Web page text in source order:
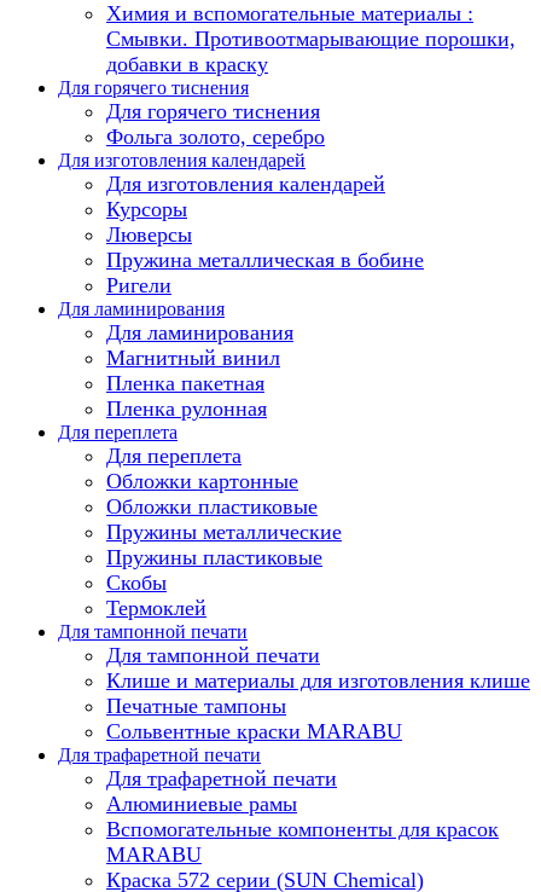
Химия и вспомогательные материалы :
Смывки. Противоотмарывающие порошки,
добавки в краску
Для горячего тиснения
Для горячего тиснения
Фольга золото, серебро
Для изготовления календарей
Для изготовления календарей
Курсоры
Люверсы
Пружина металлическая в бобине
Ригели
Для ламинирования
Для ламинирования
Магнитный винил
Пленка пакетная
Пленка рулонная
Для переплета
Для переплета
Обложки картонные
Обложки пластиковые
Пружины металлические
Пружины пластиковые
Скобы
Термоклей
Для тампонной печати
Для тампонной печати
Клише и материалы для изготовления клише
Печатные тампоны
Сольвентные краски MARABU
Для трафаретной печати
Для трафаретной печати
Алюминиевые рамы
Вспомогательные компоненты для красок
MARABU
Краска 572 серии (SUN Chemical)